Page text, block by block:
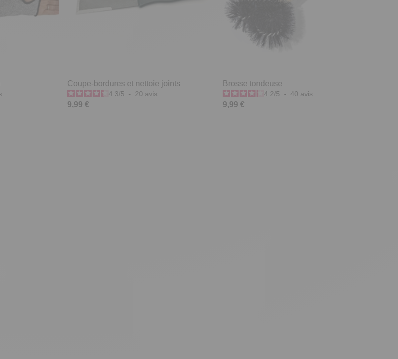
Coupe-bordures et nettoie joints
4.3/5 - 20 avis
9,99 €
Brosse tondeuse
4.2/5 - 40 avis
9,99 €